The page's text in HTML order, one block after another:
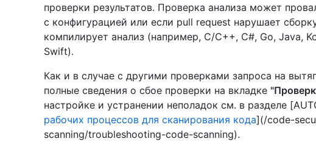
проверки результатов. Проверка анализа может
с конфигурацией или если pull request нарушает
компилирует анализ (например, C/C++, C#, Go, Java,
Swift).
Как и в случае с другими проверками запроса на
полные сведения о сбое проверки на вкладке
настройке и устранении неполадок см. в разделе
рабочих процессов для сканирования кода](/code-
scanning/troubleshooting-code-scanning).